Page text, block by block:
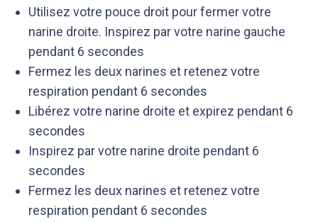
Utilisez votre pouce droit pour fermer votre
narine droite. Inspirez par votre narine gauche
pendant 6 secondes
Fermez les deux narines et retenez votre
respiration pendant 6 secondes
Libérez votre narine droite et expirez pendant 6
secondes
Inspirez par votre narine droite pendant 6
secondes
Fermez les deux narines et retenez votre
respiration pendant 6 secondes